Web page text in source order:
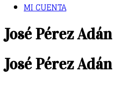
MI CUENTA
José Pérez Adán
José Pérez Adán